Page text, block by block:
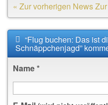
« Zur vorherigen News
“Flug buchen: Das ist
Schnäppchenjagd”
Name*